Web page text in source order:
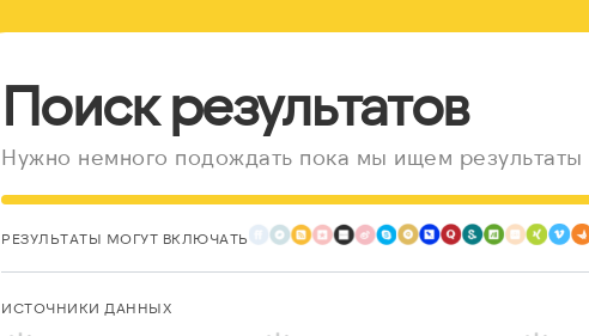
Поиск результатов
Нужно немного подождать пока мы ищем результаты
РЕЗУЛЬТАТЫ МОГУТ ВКЛЮЧАТЬ
ИСТОЧНИКИ ДАННЫХ